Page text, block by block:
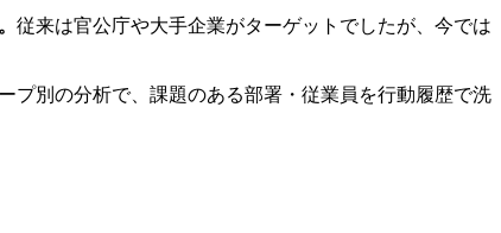
従来は官公庁や大手企業がターゲットでしたが、今では
プ別の分析で、課題のある部署・従業員を行動履歴で洗